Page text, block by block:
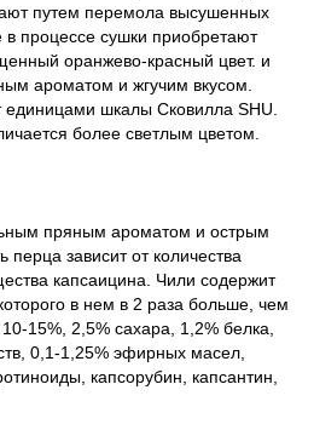
путем перемола высушенных
в процессе сушки приобретают
оранжево-красный цвет. и
ароматом и жгучим вкусом.
шкалы Сковилла SHU.
более светлым цветом.
пряным ароматом и острым
зависит от количества
капсаицина. Чили содержит
в нем в 2 раза больше, чем
15%, 2,5% сахара, 1,2% белка,
0,1-1,25% эфирных масел,
капсорубин, капсантин,